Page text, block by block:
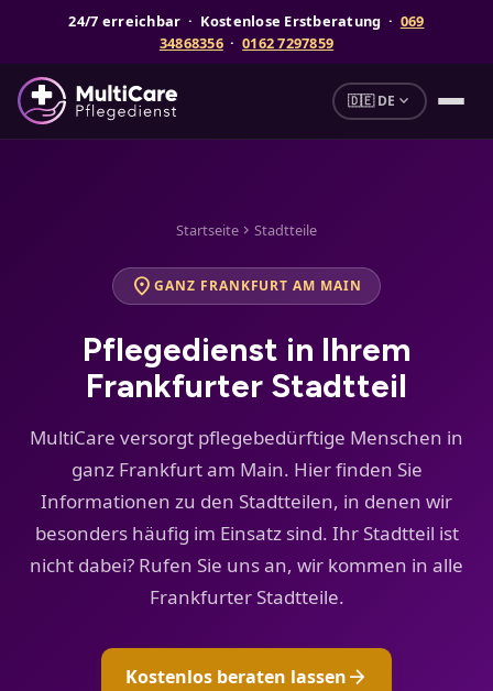
24/7 erreichbar · Kostenlose Erstberatung · 069
34868356·0162 7297859
🇩🇪 DE expand_more
Startseite chevron_right Stadtteile
location_on GANZ FRANKFURT AM MAIN
Pflegedienst in Ihrem
Frankfurter Stadtteil
MultiCare versorgt pflegebedürftige Menschen in
ganz Frankfurt am Main. Hier finden Sie
Informationen zu den Stadtteilen, in denen wir
besonders häufig im Einsatz sind. Ihr Stadtteil ist
nicht dabei? Rufen Sie uns an, wir kommen in alle
Frankfurter Stadtteile.
Kostenlos beraten lassenarrow_forward